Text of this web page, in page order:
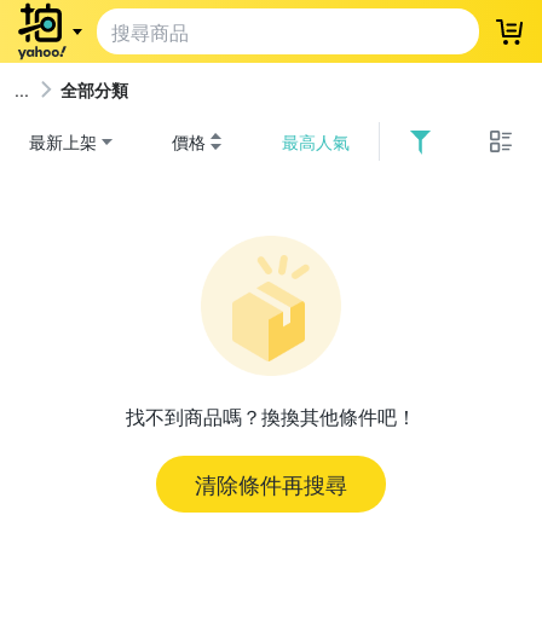
登
全部分類
最新上架 價格 最高人氣
找不到商品嗎？換換其他條件吧！
清除條件再搜尋